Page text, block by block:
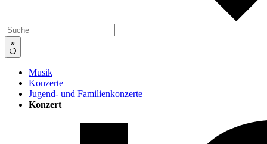
»
Musik
Konzerte
Jugend- und Familienkonzerte
Konzert